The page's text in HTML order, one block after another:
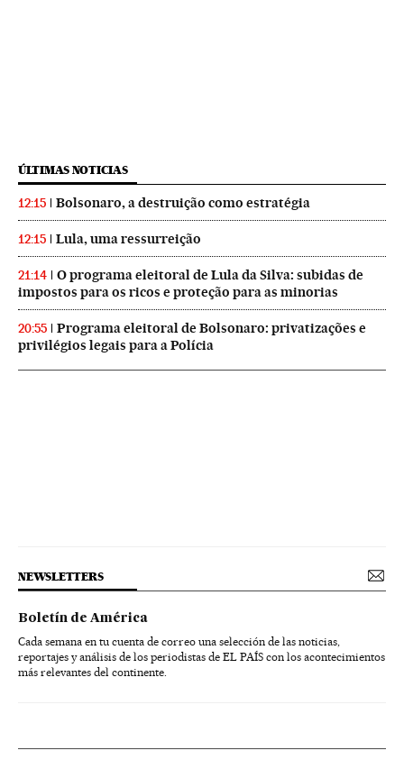
ÚLTIMAS NOTICIAS
12:15 Bolsonaro, a destruição como estratégia
12:15 Lula, uma ressurreição
21:14
O programa eleitoral de Lula da Silva: subidas de
impostos para os ricos e proteção para as minorias
20:55
Programa eleitoral de Bolsonaro: privatizações e
privilégios legais para a Polícia
NEWSLETTERS
Boletín de América
Cada semana en tu cuenta de correo una selección de las noticias,
reportajes y análisis de los periodistas de EL PAÍS con los acontecimientos
más relevantes del continente.